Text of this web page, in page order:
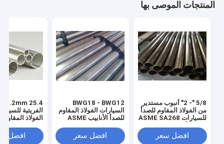
المنتجات الموصى بها
5/8 "- 2" أنبوب مستدير
من الفولاذ المقاوم للصدأ
للسيارات ASME SA268
افضل سعر
BWG18 - BWG12
السيارات الفولاذ المقاوم
للصدأ الأنابيب ASME
TP439 TP410
افضل سعر
الفريتية
الفولاذ المقاوم
S430000افضل